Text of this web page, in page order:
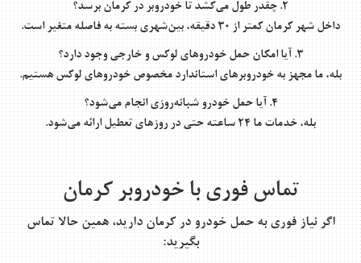
۲. چقدر طول می‌کشد تا خودروبر در کرمان برسد؟
داخل شهر کرمان کمتر از ۳۰ دقیقه، بین‌شهری بسته به فاصله متغیر است.
۳. آیا امکان حمل خودروهای لوکس و خارجی وجود دارد؟
بله، ما مجهز به خودروبرهای استاندارد مخصوص خودروهای لوکس هستیم.
۴. آیا حمل خودرو شبانه‌روزی انجام می‌شود؟
بله، خدمات ما ۲۴ ساعته حتی در روزهای تعطیل ارائه می‌شود.
تماس فوری با خودروبر کرمان
اگر نیاز فوری بهحمل خودرو در کرمان دارید، همین حالا تماس
بگیرید: